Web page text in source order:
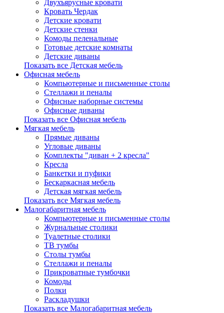
Двухъярусные кровати
Кровать Чердак
Детские кровати
Детские стенки
Комоды пеленальные
Готовые детские комнаты
Детские диваны
Показать все Детская мебель
Офисная мебель
Компьютерные и письменные столы
Стеллажи и пеналы
Офисные наборные системы
Офисные диваны
Показать все Офисная мебель
Мягкая мебель
Прямые диваны
Угловые диваны
Комплекты "диван + 2 кресла"
Кресла
Банкетки и пуфики
Бескаркасная мебель
Детская мягкая мебель
Показать все Мягкая мебель
Малогабаритная мебель
Компьютерные и письменные столы
Журнальные столики
Туалетные столики
ТВ тумбы
Столы тумбы
Стеллажи и пеналы
Прикроватные тумбочки
Комоды
Полки
Раскладушки
Показать все Малогабаритная мебель